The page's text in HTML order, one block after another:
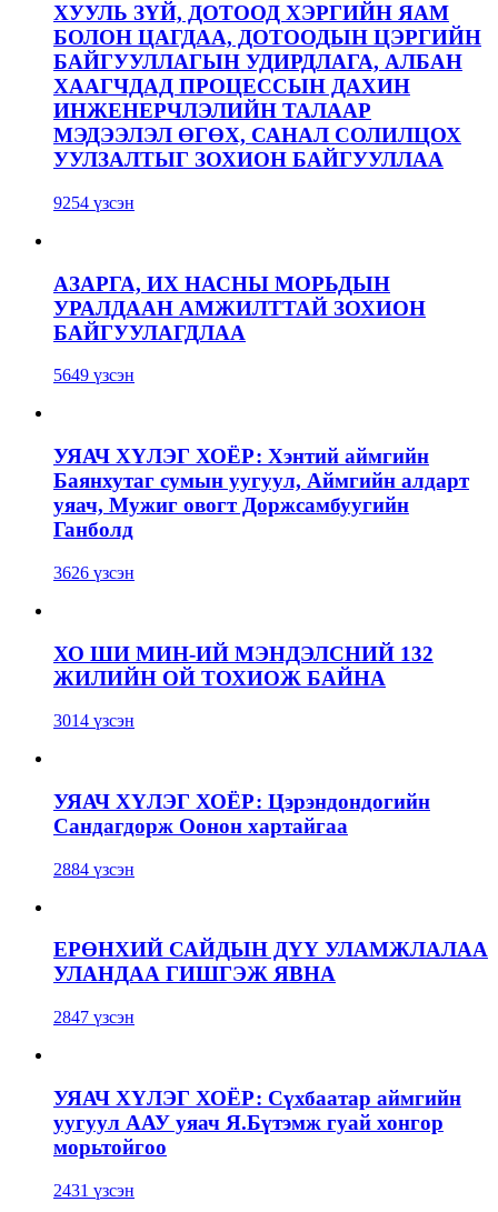
ХУУЛЬ ЗҮЙ, ДОТООД ХЭРГИЙН ЯАМ
БОЛОН ЦАГДАА, ДОТООДЫН ЦЭРГИЙН
БАЙГУУЛЛАГЫН УДИРДЛАГА, АЛБАН
ХААГЧДАД ПРОЦЕССЫН ДАХИН
ИНЖЕНЕРЧЛЭЛИЙН ТАЛААР
МЭДЭЭЛЭЛ ӨГӨХ, САНАЛ СОЛИЛЦОХ
УУЛЗАЛТЫГ ЗОХИОН БАЙГУУЛЛАА
9254 үзсэн
АЗАРГА, ИХ НАСНЫ МОРЬДЫН
УРАЛДААН АМЖИЛТТАЙ ЗОХИОН
БАЙГУУЛАГДЛАА
5649 үзсэн
УЯАЧ ХҮЛЭГ ХОЁР: Хэнтий аймгийн
Баянхутаг сумын уугуул, Аймгийн алдарт
уяач, Мужиг овогт Доржсамбуугийн
Ганболд
3626 үзсэн
ХО ШИ МИН-ИЙ МЭНДЭЛСНИЙ 132
ЖИЛИЙН ОЙ ТОХИОЖ БАЙНА
3014 үзсэн
УЯАЧ ХҮЛЭГ ХОЁР: Цэрэндондогийн
Сандагдорж Оонон хартайгаа
2884 үзсэн
ЕРӨНХИЙ САЙДЫН ДҮҮ УЛАМЖЛАЛАА
УЛАНДАА ГИШГЭЖ ЯВНА
2847 үзсэн
УЯАЧ ХҮЛЭГ ХОЁР: Сүхбаатар аймгийн
уугуул ААУ уяач Я.Бүтэмж гуай хонгор
морьтойгоо
2431 үзсэн